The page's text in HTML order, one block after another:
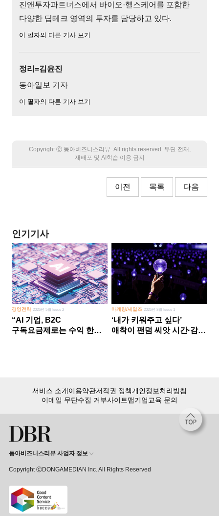
진앤투자파트너스에서 바이오·헬스케어를 포함한
다양한 딥테크 영역의 투자를 담당하고 있다.
이 필자의 다른 기사 보기
정리=김윤진
동아일보 기자
이 필자의 다른 기사 보기
Copyright Ⓒ 동아비즈니스리뷰. All rights reserved. 무단 전재,
재배포 및 AI학습 이용 금지
이전 목록 다음
인기기사
경영전략2026년 5월 Issue 2
“AI 기업, B2C
구독요금제로는 수익 한계
마케팅/세일즈 2026년 8월 Issue 1
‘내가 키워주고 싶다’
애착이 팬덤 씨앗 시간·감정
15,000여 건의 DBR 콘텐츠를
서비스 소개이용약관저작권 정책개인정보처리방침
이메일 무단수집 거부사이트맵기업교육 문의
동아비즈니스리뷰 사업자 정보
Copyright ⒸDONGAMEDIAN Inc. All Rights Reserved